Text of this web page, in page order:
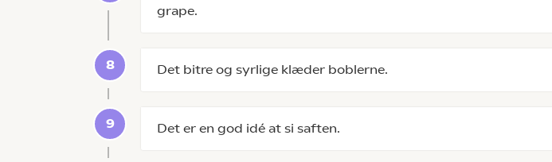
grape.
Det bitre og syrlige klæder boblerne.
Det er en god idé at si saften.